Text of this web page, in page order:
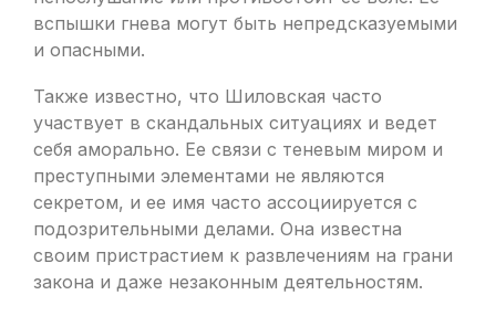
вспышки гнева могут быть непредсказуемыми
и опасными.
Также известно, что Шиловская часто
участвует в скандальных ситуациях и ведет
себя аморально. Ее связи с теневым миром и
преступными элементами не являются
секретом, и ее имя часто ассоциируется с
подозрительными делами. Она известна
своим пристрастием к развлечениям на грани
закона и даже незаконным деятельностям.